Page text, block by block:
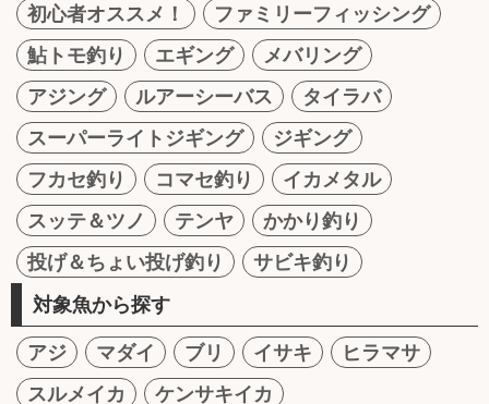
初心者オススメ！
ファミリーフィッシング
鮎トモ釣り
エギング
メバリング
アジング
ルアーシーバス
タイラバ
スーパーライトジギング
ジギング
フカセ釣り
コマセ釣り
イカメタル
スッテ＆ツノ
テンヤ
かかり釣り
投げ＆ちょい投げ釣り
サビキ釣り
対象魚から探す
アジ マダイ ブリ イサキ
ヒラマサ
スルメイカ
ケンサキイカ